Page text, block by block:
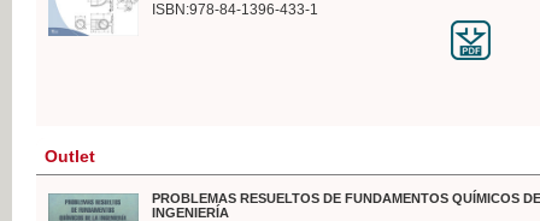
ISBN:978-84-1396-433-1
Outlet
PROBLEMAS RESUELTOS DE FUNDAMENTOS QUÍMICOS
INGENIERÍA